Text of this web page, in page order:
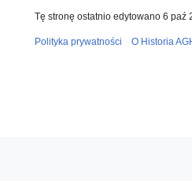
Tę stronę ostatnio edytowano 6 paź
Polityka prywatności O Historia